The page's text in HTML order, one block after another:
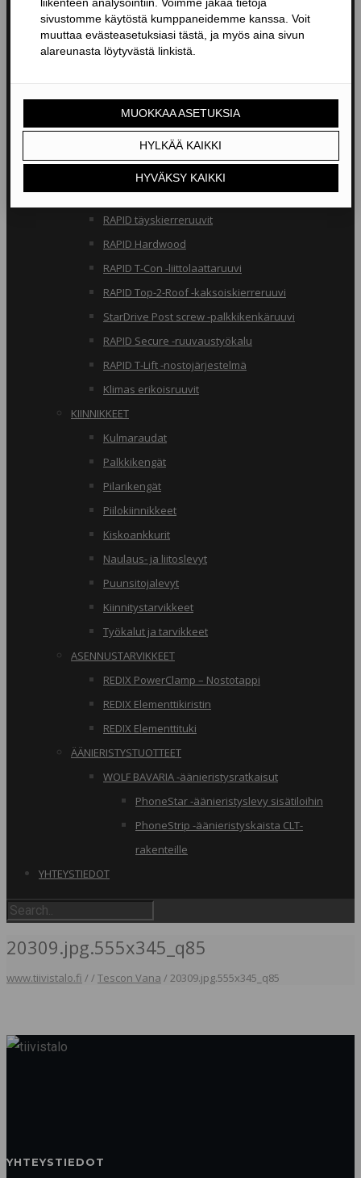
Tiivistysteipit
Pohjustusaineet ja tarvikkeet
RAKENNERUUVIT
RAPID osakierreruuvit
StarDrive GPR osakierreruuvit
Klimas täyskierreruuvit
RAPID täyskierreruuvit
RAPID Hardwood
RAPID T-Con -liittolaattaruuvi
RAPID Top-2-Roof -kaksoiskierreruuvi
StarDrive Post screw -palkkikenkäruuvi
RAPID Secure -ruuvaustyökalu
RAPID T-Lift -nostojärjestelmä
Klimas erikoisruuvit
KIINNIKKEET
Kulmaraudat
Palkkikengät
Pilarikengät
Piilokiinnikkeet
Kiskoankkurit
Naulaus- ja liitoslevyt
Puunsitojalevyt
Kiinnitystarvikkeet
Työkalut ja tarvikkeet
ASENNUSTARVIKKEET
REDIX PowerClamp – Nostotappi
REDIX Elementtikiristin
REDIX Elementtituki
ÄÄNIERISTYSTUOTTEET
WOLF BAVARIA -äänieristysratkaisut
PhoneStar -äänieristyslevy sisätiloihin
PhoneStrip -äänieristyskaista CLT-
rakenteille
YHTEYSTIEDOT
20309.jpg.555x345_q85
www.tiivistalo.fi //Tescon Vana /20309.jpg.555x345_q85
YHTEYSTIEDOT